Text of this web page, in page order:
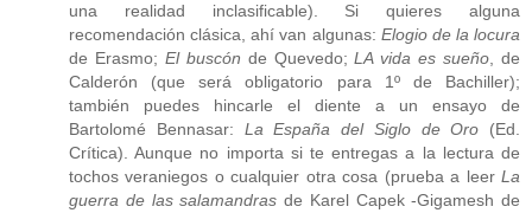
una realidad inclasificable). Si quieres alguna
recomendación clásica, ahí van algunas: Elogio de la locura
de Erasmo; El buscón de Quevedo;LA vida es sueño , de
Calderón (que será obligatorio para 1º de Bachiller);
también puedes hincarle el diente a un ensayo de
Bartolomé Bennasar: La España del Siglo de Oro (Ed.
Crítica). Aunque no importa si te entregas a la lectura de
tochos veraniegos o cualquier otra cosa (prueba a leer La
guerra de las salamandras de Karel Capek -Gigamesh de